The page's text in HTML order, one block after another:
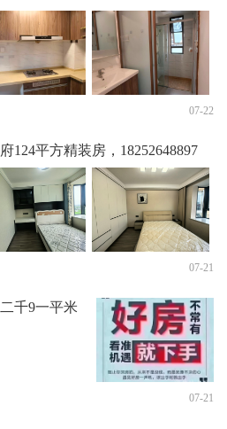
07-22
124平方精装房，18252648897
07-21
千9一平米
07-21